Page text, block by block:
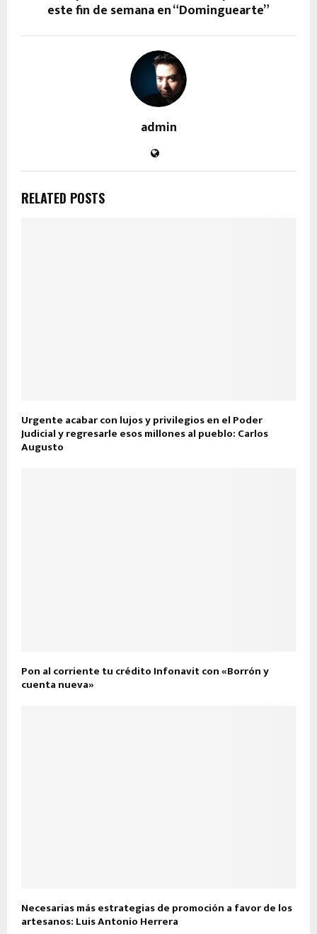
este fin de semana en “Dominguearte”
admin
RELATED POSTS
Urgente acabar con lujos y privilegios en el Poder
Judicial y regresarle esos millones al pueblo: Carlos
Augusto
Pon al corriente tu crédito Infonavit con «Borrón y
cuenta nueva»
Necesarias más estrategias de promoción a favor de los
artesanos: Luis Antonio Herrera